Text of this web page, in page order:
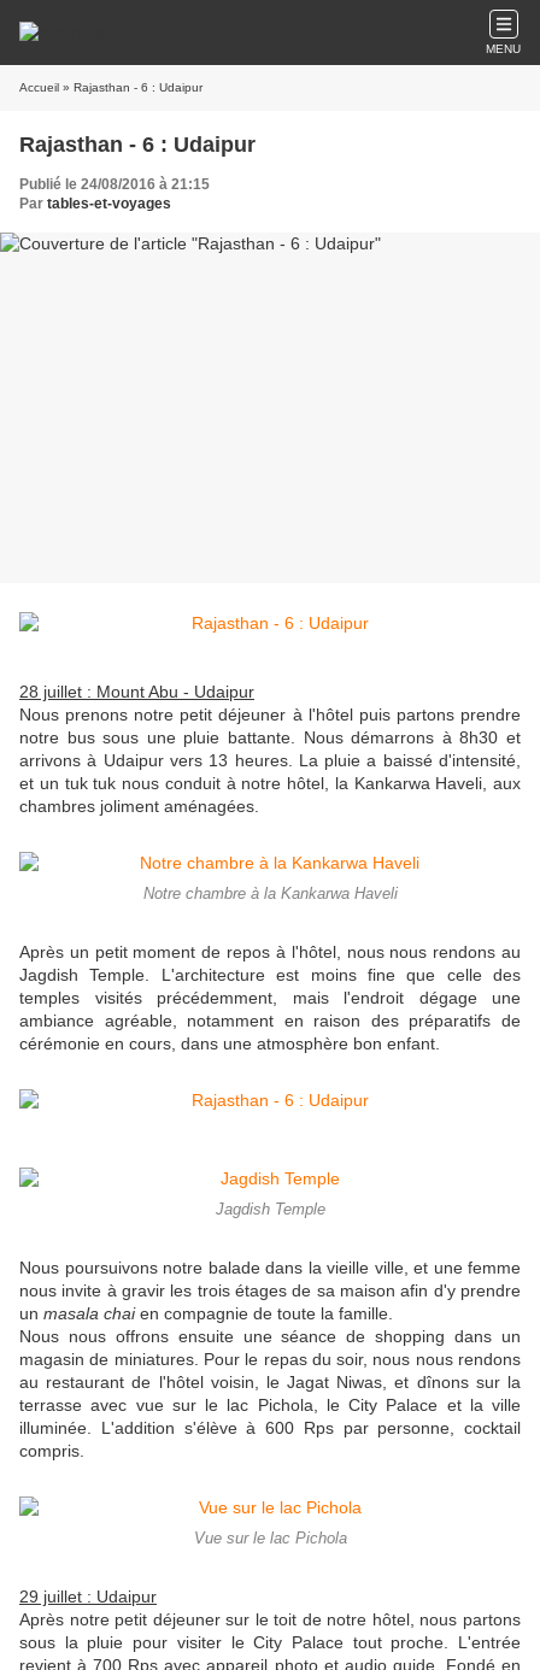
MENU
Accueil » Rajasthan - 6 : Udaipur
Rajasthan - 6 : Udaipur
Publié le 24/08/2016 à 21:15
Par tables-et-voyages
28 juillet : Mount Abu - Udaipur
Nous prenons notre petit déjeuner à l'hôtel puis partons prendre
notre bus sous une pluie battante. Nous démarrons à 8h30 et
arrivons à Udaipur vers 13 heures. La pluie a baissé d'intensité,
et un tuk tuk nous conduit à notre hôtel, la Kankarwa Haveli, aux
chambres joliment aménagées.
Notre chambre à la Kankarwa Haveli
Après un petit moment de repos à l'hôtel, nous nous rendons au
Jagdish Temple. L'architecture est moins fine que celle des
temples visités précédemment, mais l'endroit dégage une
ambiance agréable, notamment en raison des préparatifs de
cérémonie en cours, dans une atmosphère bon enfant.
Jagdish Temple
Nous poursuivons notre balade dans la vieille ville, et une femme
nous invite à gravir les trois étages de sa maison afin d'y prendre
un masala chaien compagnie de toute la famille.
Nous nous offrons ensuite une séance de shopping dans un
magasin de miniatures. Pour le repas du soir, nous nous rendons
au restaurant de l'hôtel voisin, le Jagat Niwas, et dînons sur la
terrasse avec vue sur le lac Pichola, le City Palace et la ville
illuminée. L'addition s'élève à 600 Rps par personne, cocktail
compris.
Vue sur le lac Pichola
29 juillet : Udaipur
Après notre petit déjeuner sur le toit de notre hôtel, nous partons
sous la pluie pour visiter le City Palace tout proche. L'entrée
revient à 700 Rps avec appareil photo et audio guide. Fondé en